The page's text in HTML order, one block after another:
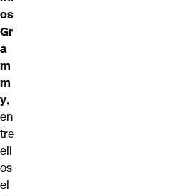
os
Gr
a
m
m
y,
en
tre
ell
os
el